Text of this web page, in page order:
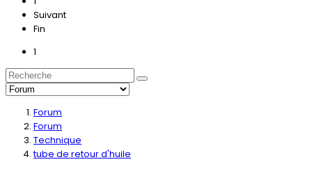
Suivant
Fin
1
Forum
Forum
Technique
tube de retour d'huile